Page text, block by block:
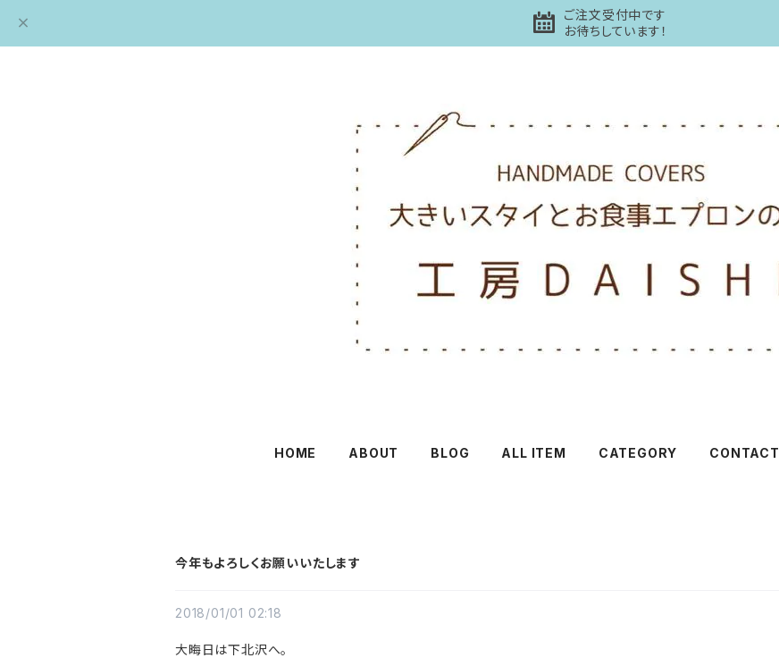
ご注文受付中です
お待ちしています！
HOME ABOUT BLOG ALL ITEM CATEGORY CONTACT
今年もよろしくお願いいたします
2018/01/01 02:18
大晦日は下北沢へ。